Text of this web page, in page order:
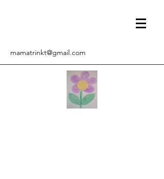
mamatrinkt@gmail.com